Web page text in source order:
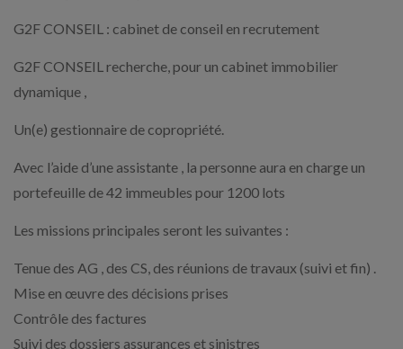
G2F CONSEIL : cabinet de conseil en recrutement
G2F CONSEIL recherche, pour un cabinet immobilier
dynamique ,
Un(e) gestionnaire de copropriété.
Avec l’aide d’une assistante , la personne aura en charge un
portefeuille de 42 immeubles pour 1200 lots
Les missions principales seront les suivantes :
Tenue des AG , des CS, des réunions de travaux (suivi et fin) .
Mise en œuvre des décisions prises
Contrôle des factures
Suivi des dossiers assurances et sinistres